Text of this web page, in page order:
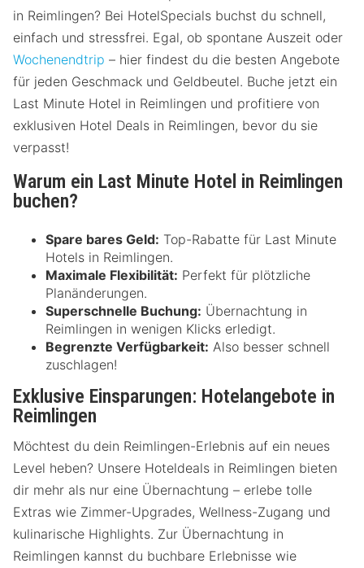
in Reimlingen? Bei HotelSpecials buchst du schnell,
einfach und stressfrei. Egal, ob spontane Auszeit oder
Wochenendtrip – hier findest du die besten Angebote
für jeden Geschmack und Geldbeutel. Buche jetzt ein
Last Minute Hotel in Reimlingen und profitiere von
exklusiven Hotel Deals in Reimlingen, bevor du sie
verpasst!
Warum ein Last Minute Hotel in Reimlingen
buchen?
Spare bares Geld: Top-Rabatte für Last Minute
Hotels in Reimlingen.
Maximale Flexibilität: Perfekt für plötzliche
Planänderungen.
Superschnelle Buchung: Übernachtung in
Reimlingen in wenigen Klicks erledigt.
Begrenzte Verfügbarkeit: Also besser schnell
zuschlagen!
Exklusive Einsparungen: Hotelangebote in
Reimlingen
Möchtest du dein Reimlingen-Erlebnis auf ein neues
Level heben? Unsere Hoteldeals in Reimlingen bieten
dir mehr als nur eine Übernachtung – erlebe tolle
Extras wie Zimmer-Upgrades, Wellness-Zugang und
kulinarische Highlights. Zur Übernachtung in
Reimlingen kannst du buchbare Erlebnisse wie